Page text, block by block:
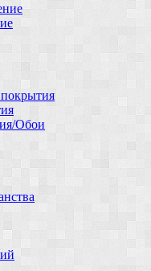
Обои